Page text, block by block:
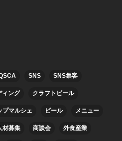
SNS SNS集客
ィング クラフトビール
プマルシェ ビール メニュー
材募集 商談会 外食産業